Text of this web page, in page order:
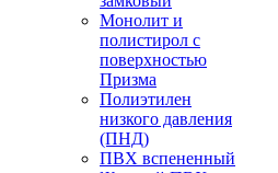
Монолит и
полистирол с
поверхностью
Призма
Полиэтилен
низкого давления
(ПНД)
ПВХ вспененный